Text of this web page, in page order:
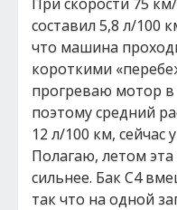
составил 5,8 л/100
что машина
короткими
прогреваю мотор в
поэтому средний
12 л/100 км, сейчас
Полагаю, летом
сильнее. Бак С4
так что на одной